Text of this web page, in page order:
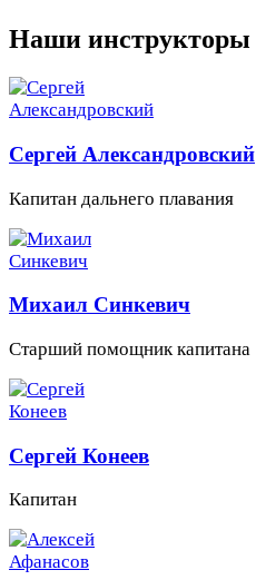
Наши инструкторы
Сергей Александровский
Капитан дальнего плавания
Михаил Синкевич
Старший помощник капитана
Сергей Конеев
Капитан